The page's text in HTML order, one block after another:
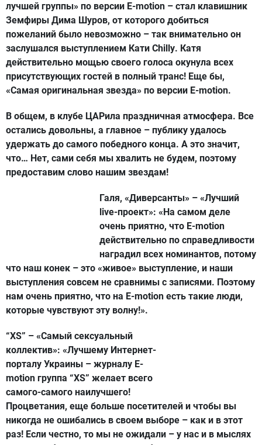
лучшей группы» по версии E-motion – стал клавишник
Земфиры Дима Шуров, от которого добиться
пожеланий было невозможно – так внимательно он
заслушался выступлением Кати Chilly. Катя
действительно мощью своего голоса окунула всех
присутствующих гостей в полный транс! Еще бы,
«Самая оригинальная звезда» по версии E-motion.
В общем, в клубе ЦАРила праздничная атмосфера. Все
остались довольны, а главное – публику удалось
удержать до самого победного конца. А это значит,
что… Нет, сами себя мы хвалить не будем, поэтому
предоставим слово нашим звездам!
Галя, «Диверсанты» – «Лучший
live-проект»: «На самом деле
очень приятно, что E-motion
действительно по справедливости
наградил всех номинантов, потому
что наш конек – это «живое» выступление, и наши
выступления совсем не сравнимы с записями. Поэтому
нам очень приятно, что на E-motion есть такие люди,
которые чувствуют эту волну!».
“XS” – «Самый сексуальный
коллектив»: «Лучшему Интернет-
порталу Украины – журналу E-
motion группа “XS” желает всего
самого-самого наилучшего!
Процветания, еще больше посетителей и чтобы вы
никогда не ошибались в своем выборе – как и в этот
раз! Если честно, то мы не ожидали – у нас и в мыслях